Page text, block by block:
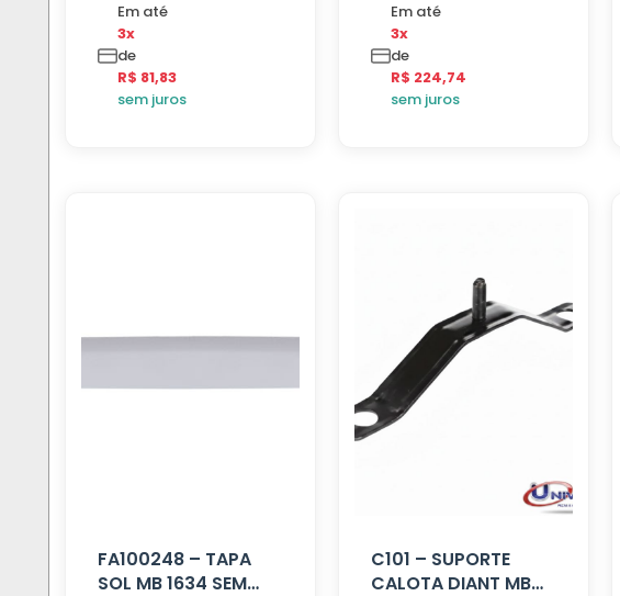
Em até
3x
de
R$ 81,83
sem juros
Em até
3x
de
R$ 224,74
sem juros
FA100248 – TAPA
SOL MB 1634 SEM
C101 – SUPORTE
CALOTA DIANT MB